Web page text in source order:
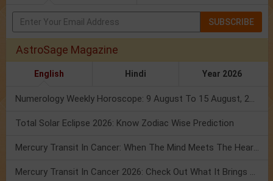
SUBSCRIBE
AstroSage Magazine
English Hindi Year 2026
Numerology Weekly Horoscope: 9 August To 15 August, 2026
Total Solar Eclipse 2026: Know Zodiac Wise Prediction
Mercury Transit In Cancer: When The Mind Meets The Heart!
Mercury Transit In Cancer 2026: Check Out What It Brings For You